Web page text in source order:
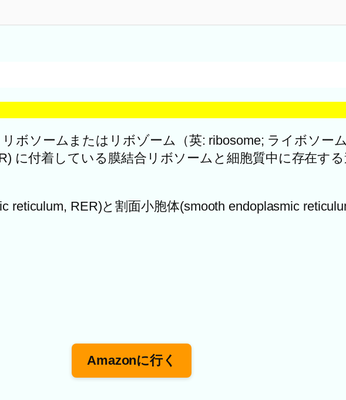
ボソームまたはリボゾーム（英: ribosome; ライボソー
に付着している膜結合リボソームと細胞質中に存在する
reticulum, RER)と割面小胞体(smooth endoplasmic
Amazonに行く